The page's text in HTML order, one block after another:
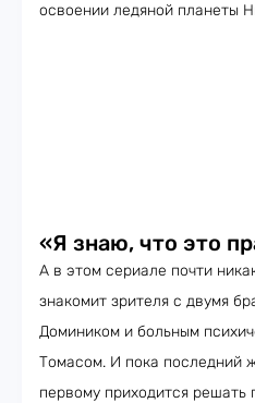
освоении ледяной планеты
«Я знаю, что это
А в этом сериале почти
знакомит зрителя с двумя
Домиником и больным
Томасом. И пока последний
первому приходится решать